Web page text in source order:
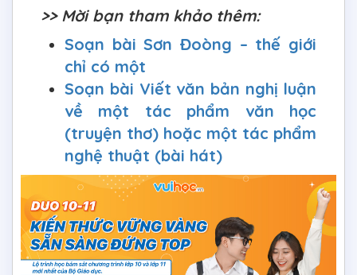
>> Mời bạn tham khảo thêm:
Soạn bài Sơn Đoòng – thế giới
chỉ có một
Soạn bài Viết văn bản nghị luận
về một tác phẩm văn học
(truyện thơ) hoặc một tác phẩm
nghệ thuật (bài hát)